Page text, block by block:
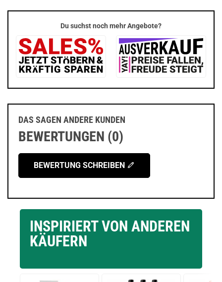
Du suchst noch mehr Angebote?
DAS SAGEN ANDERE KUNDEN
BEWERTUNGEN (0)
BEWERTUNG SCHREIBEN
INSPIRIERT VON ANDEREN
KÄUFERN